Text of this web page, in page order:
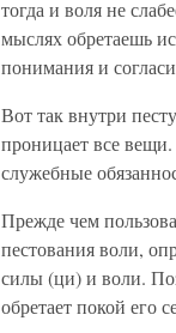
тогда и воля не
мыслях обретаешь
понимания и
Вот так внутри
проницает все
служебные
Прежде чем
пестования воли,
силы (ци) и воли.
обретает покой его